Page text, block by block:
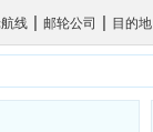
线 | 邮轮公司 | 目的地